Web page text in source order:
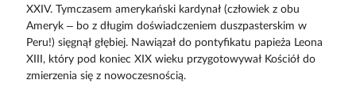
XXIV. Tymczasem amerykański kardynał (człowiek z obu
Ameryk – bo z długim doświadczeniem duszpasterskim w
Peru!) sięgnął głębiej. Nawiązał do pontyfikatu papieża Leona
XIII, który pod koniec XIX wieku przygotowywał Kościół do
zmierzenia się z nowoczesnością.